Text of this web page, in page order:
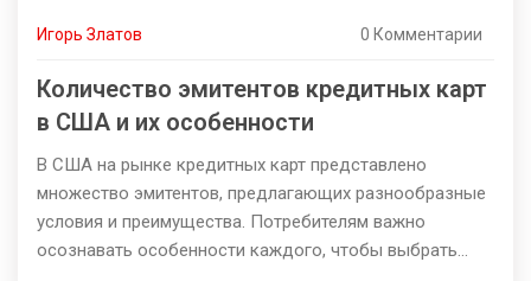
Игорь Златов 0 Комментарии
Количество эмитентов кредитных карт
в США и их особенности
В США на рынке кредитных карт представлено
множество эмитентов, предлагающих разнообразные
условия и преимущества. Потребителям важно
осознавать особенности каждого, чтобы выбрать